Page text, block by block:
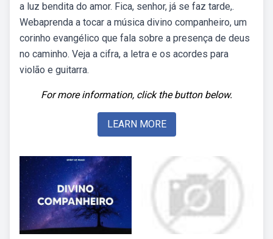
a luz bendita do amor. Fica, senhor, já se faz tarde,.
Webaprenda a tocar a música divino companheiro, um
corinho evangélico que fala sobre a presença de deus
no caminho. Veja a cifra, a letra e os acordes para
violão e guitarra.
For more information, click the button below.
LEARN MORE